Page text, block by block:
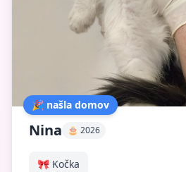
🎉 našla domov
Nina 🎂 2026
🎀 Kočka